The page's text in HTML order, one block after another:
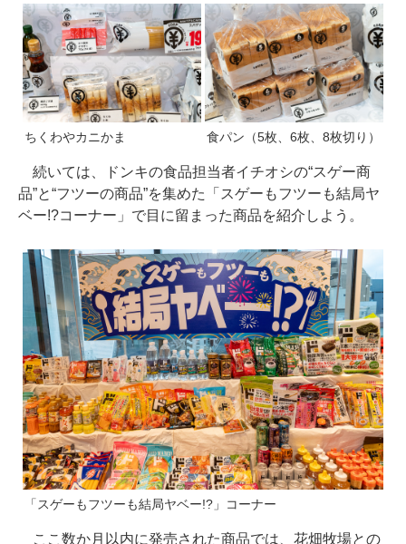
ちくわやカニかま 食パン（5枚、6枚、8枚切り）
続いては、ドンキの食品担当者イチオシの“スゲー商
品”と“フツーの商品”を集めた「スゲーもフツーも結局ヤ
ベー!?コーナー」で目に留まった商品を紹介しよう。
「スゲーもフツーも結局ヤベー!?」コーナー
ここ数か月以内に発売された商品では、花畑牧場との